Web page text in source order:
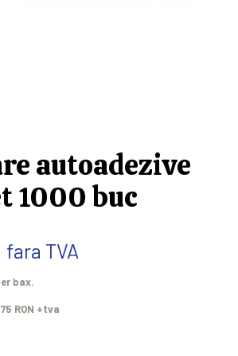
autoadezive
1000 buc
fara TVA
bax.
RON +tva